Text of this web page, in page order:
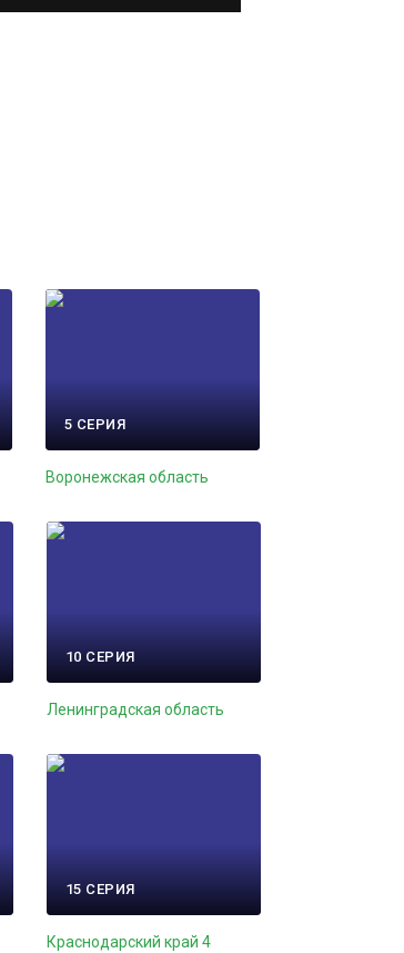
5 СЕРИЯ
Воронежская область
10 СЕРИЯ
Ленинградская область
15 СЕРИЯ
Краснодарский край 4